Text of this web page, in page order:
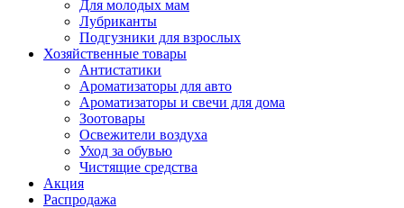
Для молодых мам
Лубриканты
Подгузники для взрослых
Хозяйственные товары
Антистатики
Ароматизаторы для авто
Ароматизаторы и свечи для дома
Зоотовары
Освежители воздуха
Уход за обувью
Чистящие средства
Акция
Распродажа